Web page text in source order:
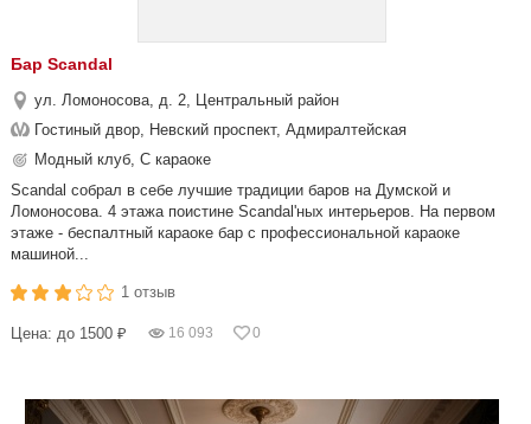
Бар Scandal
ул. Ломоносова, д. 2, Центральный район
Гостиный двор, Невский проспект, Адмиралтейская
Модный клуб, С караоке
Sсandal собрал в себе лучшие традиции баров на Думской и
Ломоносова. 4 этажа поистине Sсandal'ных интерьеров. На первом
этаже - беспалтный караоке бар с профессиональной караоке
машиной...
1 отзыв
Цена: до 1500 ₽ 16 093 0